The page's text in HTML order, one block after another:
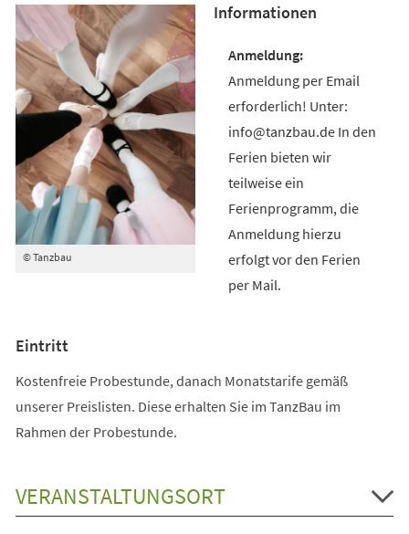
© Tanzbau
Informationen
Anmeldung per Email
erforderlich! Unter:
info@tanzbau.de In den
Ferien bieten wir
teilweise ein
Ferienprogramm, die
Anmeldung hierzu
erfolgt vor den Ferien
per Mail.
Eintritt
Kostenfreie Probestunde, danach Monatstarife gemäß
unserer Preislisten. Diese erhalten Sie im TanzBau im
Rahmen der Probestunde.
VERANSTALTUNGSORT